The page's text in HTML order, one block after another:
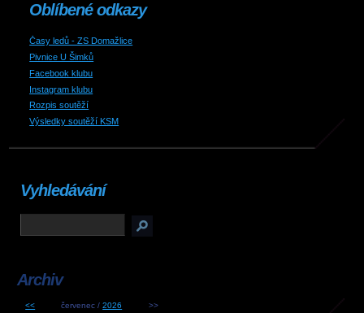
Oblíbené odkazy
Časy ledů - ZS Domažlice
Pivnice U Šimků
Facebook klubu
Instagram klubu
Rozpis soutěží
Výsledky soutěží KSM
Vyhledávání
Archiv
<< červenec /2026 >>